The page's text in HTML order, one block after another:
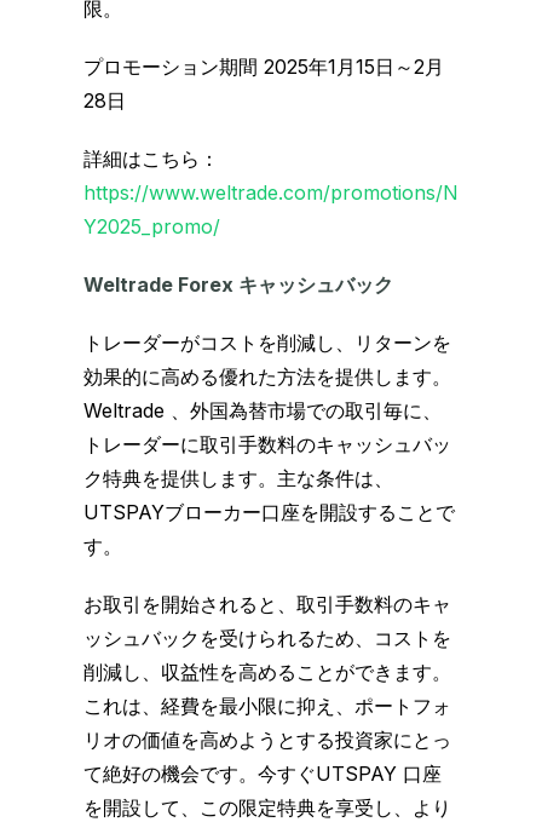
限。
プロモーション期間 2025年1月15日～2月
28日
詳細はこちら：
https://www.weltrade.com/promotions/N
Y2025_promo/
Weltrade Forex キャッシュバック
トレーダーがコストを削減し、リターンを
効果的に高める優れた方法を提供します。
Weltrade 、外国為替市場での取引毎に、
トレーダーに取引手数料のキャッシュバッ
ク特典を提供します。主な条件は、
UTSPAYブローカー口座を開設することで
す。
お取引を開始されると、取引手数料のキャ
ッシュバックを受けられるため、コストを
削減し、収益性を高めることができます。
これは、経費を最小限に抑え、ポートフォ
リオの価値を高めようとする投資家にとっ
て絶好の機会です。今すぐUTSPAY 口座
を開設して、この限定特典を享受し、より